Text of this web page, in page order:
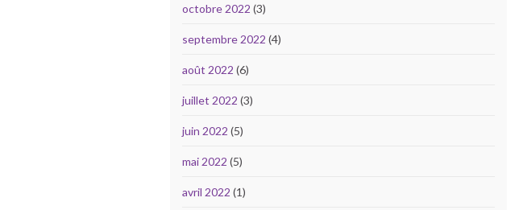
octobre 2022 (3)
septembre 2022 (4)
août 2022 (6)
juillet 2022 (3)
juin 2022 (5)
mai 2022 (5)
avril 2022 (1)